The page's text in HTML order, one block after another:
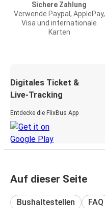
Sichere Zahlung
Verwende Paypal, ApplePay,
Visa und internationale
Karten
Digitales Ticket &
Live-Tracking
Entdecke die FlixBus App
Auf dieser Seite
Bushaltestellen FAQ